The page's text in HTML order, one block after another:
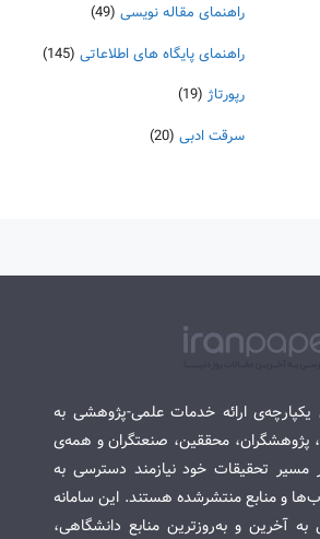
راهنمای مقاله نویسی (49)
راهنمای پایگاه های اطلاعاتی (145)
رپورتاژ (19)
سرقت ادبی (20)
یکپارچه‌ی ارائه خدمات علمی-پژوهشی به
پژوهشگران، محققین، صنعتگران و همه‌ی
مسیر تحقیقات خود نیازمند دسترسی به
و منابع منتشرشده هستند. این سامانه
به آخرین و به‌روزترین منابع دانشگاهی،